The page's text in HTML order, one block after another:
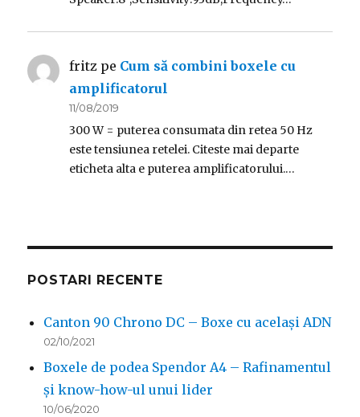
fritz pe Cum să combini boxele cu
amplificatorul
11/08/2019
300 W = puterea consumata din retea 50 Hz
este tensiunea retelei. Citeste mai departe
eticheta alta e puterea amplificatorului.…
POSTARI RECENTE
Canton 90 Chrono DC – Boxe cu același ADN
02/10/2021
Boxele de podea Spendor A4 – Rafinamentul
și know-how-ul unui lider
10/06/2020